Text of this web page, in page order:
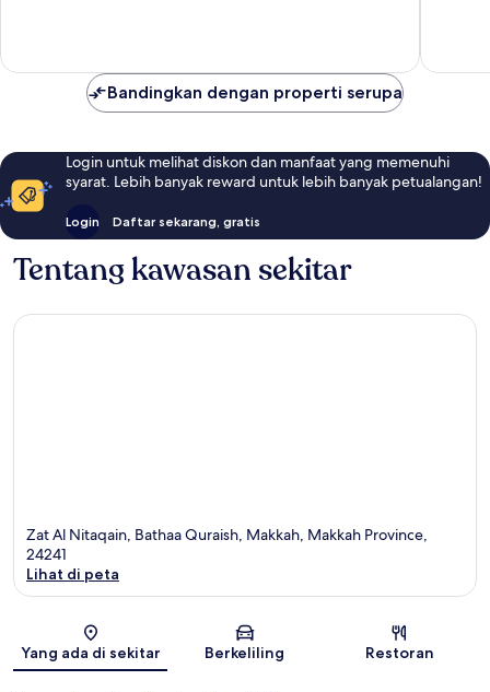
Bandingkan dengan properti serupa
Login untuk melihat diskon dan manfaat yang memenuhi
syarat. Lebih banyak reward untuk lebih banyak petualangan!
Login Daftar sekarang, gratis
Tentang kawasan sekitar
Zat Al Nitaqain, Bathaa Quraish, Makkah, Makkah Province,
24241
Lihat di peta
Yang ada di sekitar Berkeliling Restoran